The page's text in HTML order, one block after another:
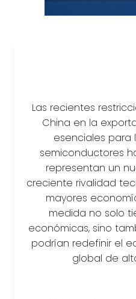
Las recientes
China en la
esenciales
semiconductores
representan un
creciente rivalidad
mayores
medida no solo
económicas, sino
podrían redefinir el
global de